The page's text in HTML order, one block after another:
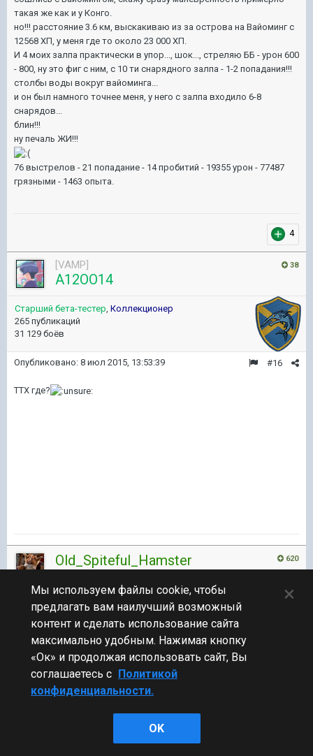
такая же как и у Конго.
но!!! расстояние 3.6 км, выскакиваю из за острова на Вайоминг с
12568 ХП, у меня где то около 23 000 ХП.
И 4 моих залпа практически в упор..., шок..., стреляю ББ - урон 600
- 800, ну это фиг с ним, с 10 ти снарядного залпа - 1-2 попадания!!!
столбы воды вокруг вайоминга...
и он был намного точнее меня, у него с залпа входило 6-8
снарядов...
блин!!!
ну печаль ЖИ!!!
76 выстрелов - 21 попадание - 14 пробитий - 19355 урон - 77487
грязными - 1463 опыта.
4
38
[VAMP]
A12OO14
Старший бета-тестер, Коллекционер
265 публикаций
31 129 боёв
#16
Опубликовано: 8 июл 2015, 13:53:39
ТТХ где?
620
Old_Spiteful_Hamster
Бета-тестер
1 144 публикации
989 боёв
Опубликовано:8 июл 2015, 13:59:35
Мы используем файлы cookie, чтобы
предлагать вам наилучший возможный
контент и сделать использование сайта
максимально удобным. Нажимая кнопку
«Ок» и продолжая использовать сайт, Вы
соглашаетесь с Политикой
конфиденциальности.
OK
×